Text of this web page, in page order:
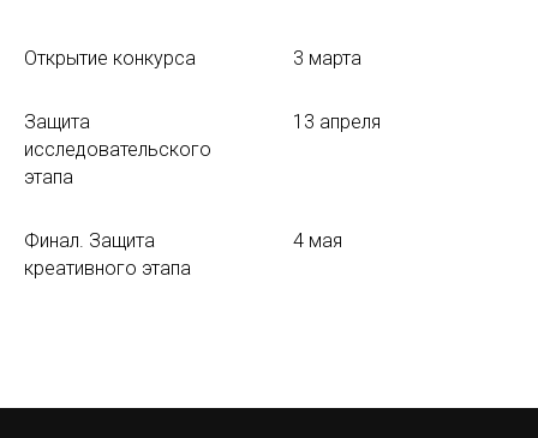
Открытие конкурса 3 марта
Защита
исследовательского
этапа
13 апреля
Финал. Защита
креативного этапа
4 мая